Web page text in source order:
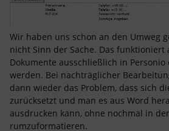
Wir haben uns schon an den Umweg
nicht Sinn der Sache. Das funktioniert
Dokumente ausschließlich in
werden. Bei nachträglicher
dann wieder das Problem, dass sich
zurücksetzt und man es aus Word
ausdrucken kann, ohne nochmal in
rumzuformatieren.